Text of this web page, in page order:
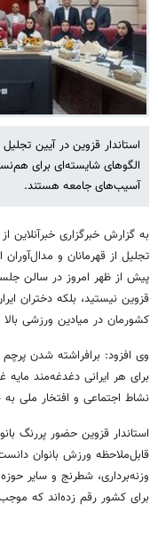
استاندار قزوین در آیین
الگوهای شایسته‌ای برای
آسیب‌های جامعه هستند.
به گزارش خبرگزاری خبرآنلاین
تجلیل از قهرمانان و
پیش از ظهر امروز در سالن
قزوین نیستید، بلکه دختران
کشورمان در میادین ورزشی
وی افزود: برافراشته شدن پرچم
برای هر ایرانی دغدغه‌مند
نشاط اجتماعی و افتخار ملی
استاندار قزوین حضور پررنگ
قابل‌ملاحظه ورزش بانوان
وزنه‌برداری، شطرنج و سایر
برای کشور رقم زده‌اند که